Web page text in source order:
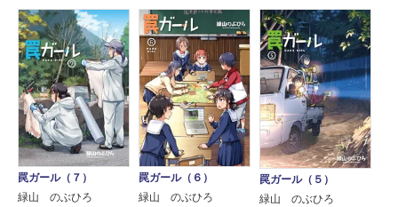
罠ガール（７）
緑山 のぶひろ
罠ガール（６）
緑山 のぶひろ
罠ガール（５）
緑山 のぶひろ